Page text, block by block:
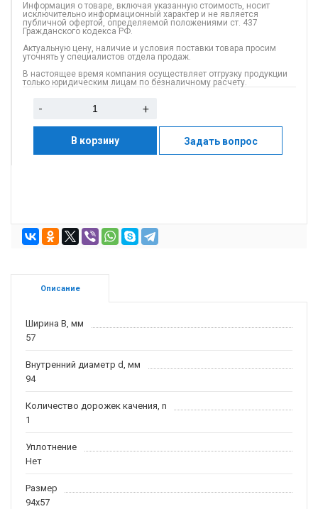
Информация о товаре, включая указанную стоимость, носит
исключительно информационный характер и не является
публичной офертой, определяемой положениями ст. 437
Гражданского кодекса РФ.
Актуальную цену, наличие и условия поставки товара просим
уточнять у специалистов отдела продаж.
В настоящее время компания осуществляет отгрузку продукции
только юридическим лицам по безналичному расчету.
- +
В корзину Задать вопрос
Описание
Ширина B, мм
57
Внутренний диаметр d, мм
94
Количество дорожек качения, n
1
Уплотнение
Нет
Размер
94x57